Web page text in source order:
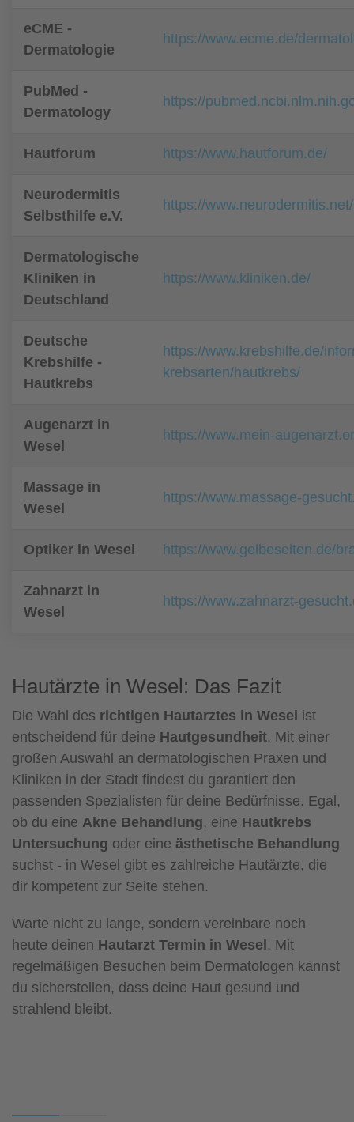
eCME -
Dermatologie
https://www.ecme.de/
PubMed -
Dermatology
https://
Hautforum https://www.hautforum.de/
Neurodermitis
Selbsthilfe e.V.
https://www.neurodermitis.net/
Dermatologische
Kliniken in
Deutschland
https://www.kliniken.de/
Deutsche
Krebshilfe -
Hautkrebs
https://www.krebshilfe.de/
krebsarten/hautkrebs/
Augenarzt in
Wesel
https://www.mein-
Massage in
Wesel
https://www.massage-
Optiker in Wesel https://www.gelbeseiten.de/
Zahnarzt in
Wesel
https://www.zahnarzt-
Hautärzte in Wesel: Das Fazit
Die Wahl des richtigen Hautarztes in Wesel ist
entscheidend für deine Hautgesundheit. Mit einer
großen Auswahl an dermatologischen Praxen und
Kliniken in der Stadt findest du garantiert den
passenden Spezialisten für deine Bedürfnisse. Egal,
ob du eine Akne Behandlung, eine Hautkrebs
Untersuchung oder eine ästhetische Behandlung
suchst - in Wesel gibt es zahlreiche Hautärzte, die
dir kompetent zur Seite stehen.
Warte nicht zu lange, sondern vereinbare noch
heute deinen Hautarzt Termin in Wesel. Mit
regelmäßigen Besuchen beim Dermatologen kannst
du sicherstellen, dass deine Haut gesund und
strahlend bleibt.